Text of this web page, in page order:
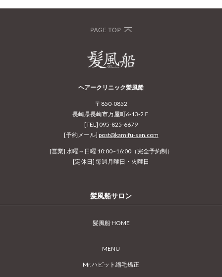
ヘアークリニック髪風船
〒850-0852
長崎県長崎市万屋町6-13-2Ｆ
[TEL] 095-825-6679
[予約メール] post@kamifu-sen.com
[営業] 水曜～日曜 10:00~16:00（完全予約制）
[定休日] 毎週月曜日・火曜日
髪風船サロン
髪風船 HOME
MENU
Mr.ハビット縮毛矯正